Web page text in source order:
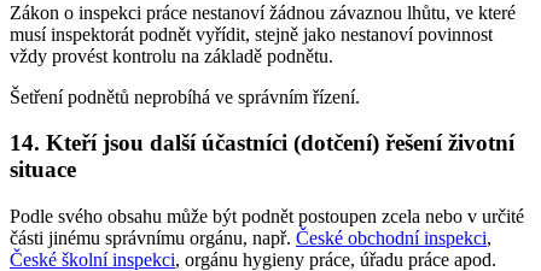
Zákon o inspekci práce nestanoví žádnou závaznou lhůtu, ve které
musí inspektorát podnět vyřídit, stejně jako nestanoví povinnost
vždy provést kontrolu na základě podnětu.
Šetření podnětů neprobíhá ve správním řízení.
14. Kteří jsou další účastníci (dotčení) řešení životní
situace
Podle svého obsahu může být podnět postoupen zcela nebo v určité
části jinému správnímu orgánu, např. České obchodní inspekci,
České školní inspekci, orgánu hygieny práce, úřadu práce apod.